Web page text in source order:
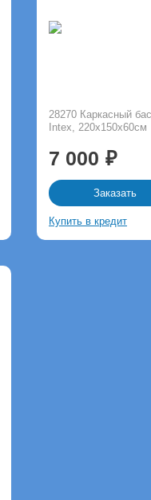
28270 Каркасный
Intex, 220х150х60см
7 000
Заказать
Купить в кредит